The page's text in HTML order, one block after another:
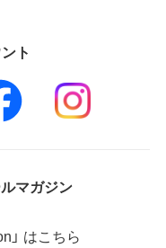
断、逸失利益、精神的
使用または使用不能
偶発的、結果的、そ
任を負いません。
記事項に同意するも
ト
マガジン
」 はこちら